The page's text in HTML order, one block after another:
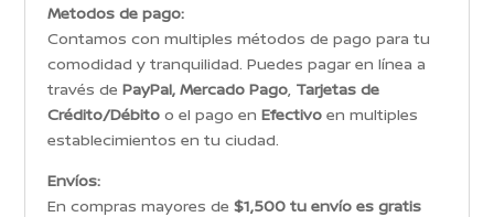
Metodos de pago:
Contamos con multiples métodos de pago para tu
comodidad y tranquilidad. Puedes pagar en línea a
través dePayPal, Mercado Pago Tarjetas de
Crédito/Débito o el pago enEfectivo en multiples
establecimientos en tu ciudad.
Envíos:
En compras mayores de$1,500 tu envío es gratis